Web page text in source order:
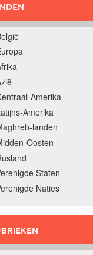
Amerika
Amerika
landen
Oosten
Staten
Naties